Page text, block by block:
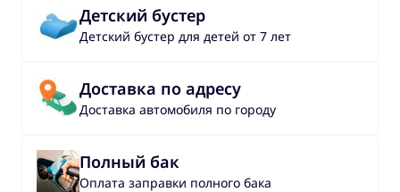
Детский бустер
Детский бустер для детей от 7 лет
Доставка по адресу
Доставка автомобиля по городу
Полный бак
Оплата заправки полного бака